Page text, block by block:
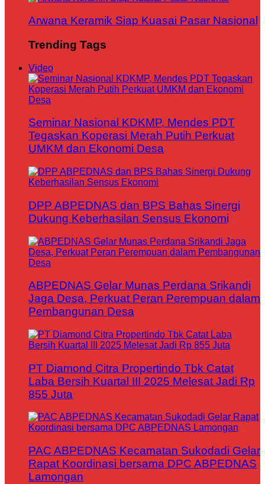
Arwana Keramik Siap Kuasai Pasar Nasional
Trending Tags
Video
Seminar Nasional KDKMP, Mendes PDT
Tegaskan Koperasi Merah Putih Perkuat
UMKM dan Ekonomi Desa
DPP ABPEDNAS dan BPS Bahas Sinergi
Dukung Keberhasilan Sensus Ekonomi
ABPEDNAS Gelar Munas Perdana Srikandi
Jaga Desa, Perkuat Peran Perempuan dalam
Pembangunan Desa
PT Diamond Citra Propertindo Tbk Catat
Laba Bersih Kuartal III 2025 Melesat Jadi Rp
855 Juta
PAC ABPEDNAS Kecamatan Sukodadi Gelar
Rapat Koordinasi bersama DPC ABPEDNAS
Lamongan